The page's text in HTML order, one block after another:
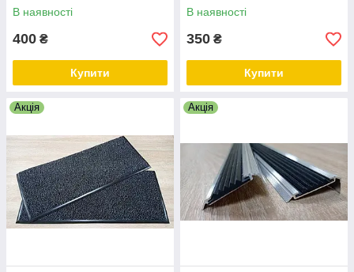
В наявності
400 ₴
Купити
В наявності
350 ₴
Купити
Акція Акція